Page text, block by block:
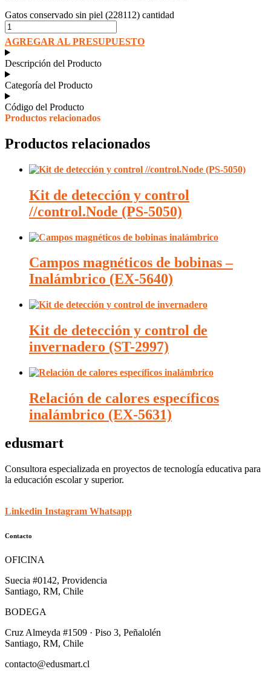
Gatos conservado sin piel (228112) cantidad
AGREGAR AL PRESUPUESTO
Descripción del Producto
Categoría del Producto
Código del Producto
Productos relacionados
Productos relacionados
Kit de detección y control
//control.Node (PS-5050)
Campos magnéticos de bobinas –
Inalámbrico (EX-5640)
Kit de detección y control de
invernadero (ST-2997)
Relación de calores específicos
inalámbrico (EX-5631)
edusmart
Consultora especializada en proyectos de tecnología educativa para
la educación escolar y superior.
Linkedin Instagram Whatsapp
Contacto
OFICINA
Suecia #0142, Providencia
Santiago, RM, Chile
BODEGA
Cruz Almeyda #1509 · Piso 3, Peñalolén
Santiago, RM, Chile
contacto@edusmart.cl